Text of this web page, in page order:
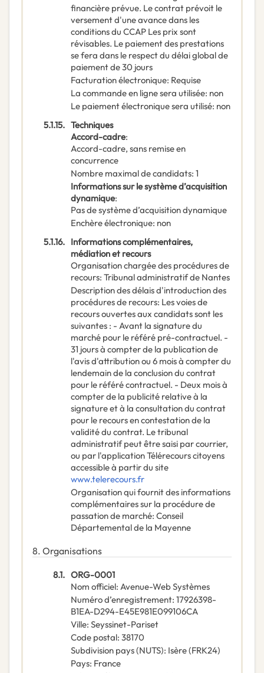
financière prévue. Le contrat prévoit le
versement d'une avance dans les
conditions du CCAP Les prix sont
révisables. Le paiement des prestations
se fera dans le respect du délai global de
paiement de 30 jours
Facturation électronique: Requise
La commande en ligne sera utilisée: non
Le paiement électronique sera utilisé: non
5.1.15. Techniques
Accord-cadre:
Accord-cadre, sans remise en
concurrence
Nombre maximal de candidats: 1
Informations sur le système d’acquisition
dynamique:
Pas de système d’acquisition dynamique
Enchère électronique: non
5.1.16. Informations complémentaires,
médiation et recours
Organisation chargée des procédures de
recours: Tribunal administratif de Nantes
Description des délais d'introduction des
procédures de recours: Les voies de
recours ouvertes aux candidats sont les
suivantes : - Avant la signature du
marché pour le référé pré-contractuel. -
31 jours à compter de la publication de
l'avis d'attribution ou 6 mois à compter du
lendemain de la conclusion du contrat
pour le référé contractuel. - Deux mois à
compter de la publicité relative à la
signature et à la consultation du contrat
pour le recours en contestation de la
validité du contrat. Le tribunal
administratif peut être saisi par courrier,
ou par l'application Télérecours citoyens
accessible à partir du site
www.telerecours.fr
Organisation qui fournit des informations
complémentaires sur la procédure de
passation de marché: Conseil
Départemental de la Mayenne
8. Organisations
8.1. ORG-0001
Nom officiel: Avenue-Web Systèmes
Numéro d’enregistrement: 17926398-
B1EA-D294-E45E981E099106CA
Ville: Seyssinet-Pariset
Code postal: 38170
Subdivision pays (NUTS): Isère(FRK24)
Pays: France